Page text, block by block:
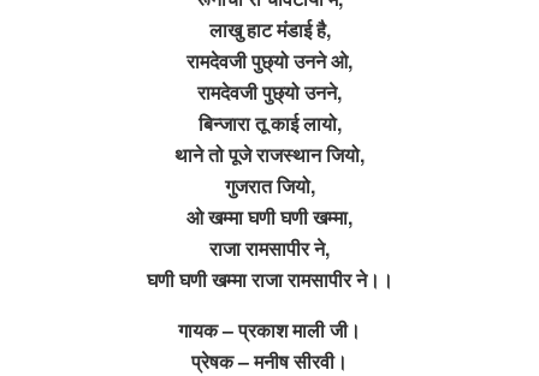
लाखु हाट मंडाई है,
रामदेवजी पुछ्यो उनने ओ,
रामदेवजी पुछ्यो उनने,
बिन्जारा तू काई लायो,
थाने तो पूजे राजस्थान जियो,
गुजरात जियो,
ओ खम्मा घणी घणी खम्मा,
राजा रामसापीर ने,
घणी घणी खम्मा राजा रामसापीर ने।।
गायक – प्रकाश माली जी।
प्रेषक – मनीष सीरवी।